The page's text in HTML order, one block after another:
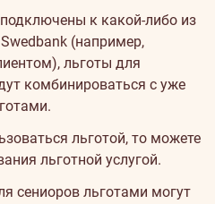
к какой-либо из
(например,
льготы для
комбинироваться с уже
льготой, то можете
льготной услугой.
сениоров льготами могут